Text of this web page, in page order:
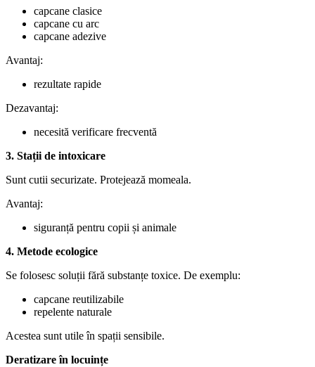
capcane clasice
capcane cu arc
capcane adezive
Avantaj:
rezultate rapide
Dezavantaj:
necesită verificare frecventă
3. Stații de intoxicare
Sunt cutii securizate. Protejează momeala.
Avantaj:
siguranță pentru copii și animale
4. Metode ecologice
Se folosesc soluții fără substanțe toxice. De exemplu:
capcane reutilizabile
repelente naturale
Acestea sunt utile în spații sensibile.
Deratizare în locuințe